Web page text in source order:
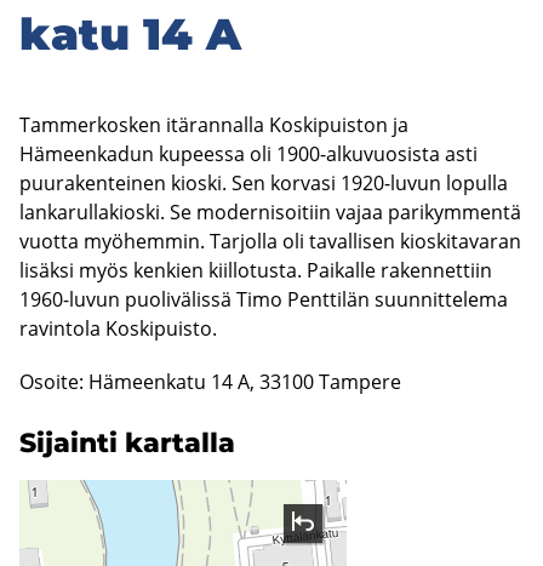
ka­tu 14 A
Tammerkosken itärannalla Koskipuiston ja
Hämeenkadun kupeessa oli 1900-alkuvuosista asti
puurakenteinen kioski. Sen korvasi 1920-luvun lopulla
lankarullakioski. Se modernisoitiin vajaa parikymmentä
vuotta myöhemmin. Tarjolla oli tavallisen kioskitavaran
lisäksi myös kenkien kiillotusta. Paikalle rakennettiin
1960-luvun puolivälissä Timo Penttilän suunnittelema
ravintola Koskipuisto.
Osoite: Hämeenkatu 14 A, 33100 Tampere
Si­jain­ti kar­tal­la